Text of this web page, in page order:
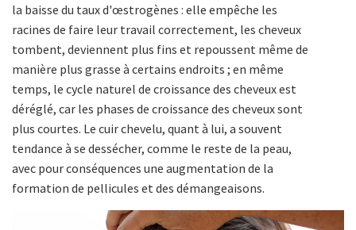
la baisse du taux d'œstrogènes : elle empêche les
racines de faire leur travail correctement, les cheveux
tombent, deviennent plus fins et repoussent même de
manière plus grasse à certains endroits ; en même
temps, le cycle naturel de croissance des cheveux est
déréglé, car les phases de croissance des cheveux sont
plus courtes. Le cuir chevelu, quant à lui, a souvent
tendance à se dessécher, comme le reste de la peau,
avec pour conséquences une augmentation de la
formation de pellicules et des démangeaisons.